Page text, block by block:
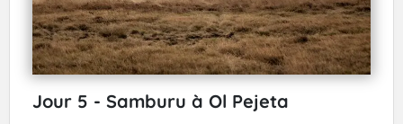
Jour 5 - Samburu à Ol Pejeta